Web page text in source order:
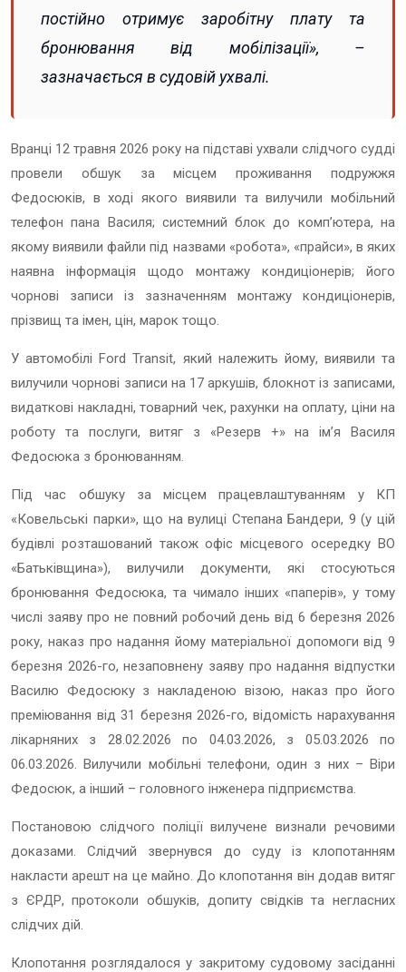
постійно отримує заробітну плату та
бронювання від мобілізації», –
зазначається в судовій ухвалі.
Вранці 12 травня 2026 року на підставі ухвали слідчого судді
провели обшук за місцем проживання подружжя
Федосюків, в ході якого виявили та вилучили мобільний
телефон пана Василя; системний блок до комп’ютера, на
якому виявили файли під назвами «робота», «прайси», в яких
наявна інформація щодо монтажу кондиціонерів; його
чорнові записи із зазначенням монтажу кондиціонерів,
прізвищ та імен, цін, марок тощо.
У автомобілі Ford Transit, який належить йому, виявили та
вилучили чорнові записи на 17 аркушів, блокнот із записами,
видаткові накладні, товарний чек, рахунки на оплату, ціни на
роботу та послуги, витяг з «Резерв +» на ім’я Василя
Федосюка з бронюванням.
Під час обшуку за місцем працевлаштуванням у КП
«Ковельські парки», що на вулиці Степана Бандери, 9 (у цій
будівлі розташований також офіс місцевого осередку ВО
«Батьківщина»), вилучили документи, які стосуються
бронювання Федосюка, та чимало інших «паперів», у тому
числі заяву про не повний робочий день від 6 березня 2026
року, наказ про надання йому матеріальної допомоги від 9
березня 2026-го, незаповнену заяву про надання відпустки
Василю Федосюку з накладеною візою, наказ про його
преміювання від 31 березня 2026-го, відомість нарахування
лікарняних з 28.02.2026 по 04.03.2026, з 05.03.2026 по
06.03.2026. Вилучили мобільні телефони, один з них – Віри
Федосюк, а інший – головного інженера підприємства.
Постановою слідчого поліції вилучене визнали речовими
доказами. Слідчий звернувся до суду із клопотанням
накласти арешт на це майно. До клопотання він додав витяг
з ЄРДР, протоколи обшуків, допиту свідків та негласних
слідчих дій.
Клопотання розглядалося у закритому судовому засіданні